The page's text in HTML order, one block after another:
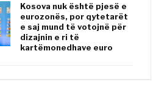
Kosova nuk është pjesë e
eurozonës, por qytetarët
e saj mund të votojnë për
dizajnin e ri të
kartëmonedhave euro